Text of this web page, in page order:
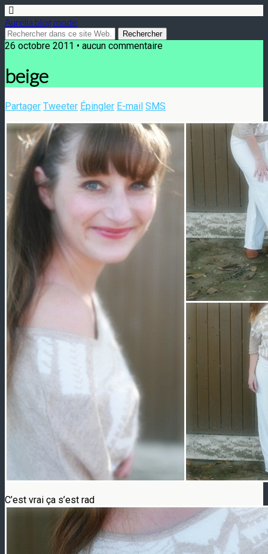
Aurélia blog mode
26 octobre 2011 • aucun commentaire
beige
Partager Tweeter Épingler E-mail SMS
C’est vrai ça s’est rad